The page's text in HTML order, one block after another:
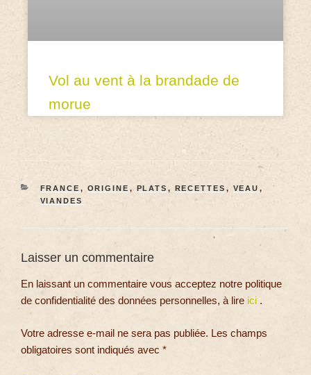
Vol au vent à la brandade de
morue
FRANCE , ORIGINE , PLATS , RECETTES , VEAU ,
VIANDES
Laisser un commentaire
En laissant un commentaire vous acceptez notre politique
de confidentialité des données personnelles, à lire ici .
Votre adresse e-mail ne sera pas publiée. Les champs
obligatoires sont indiqués avec *